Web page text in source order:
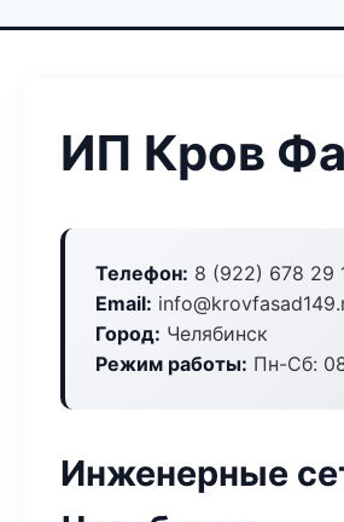
ИП Кров
Телефон: 8 (922) 678 29
Email:
Город: Челябинск
Режим работы: Пн-Сб:
Инженерные